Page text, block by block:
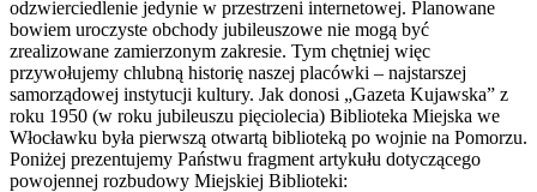
odzwierciedlenie jedynie w przestrzeni internetowej. Planowane
bowiem uroczyste obchody jubileuszowe nie mogą być
zrealizowane zamierzonym zakresie. Tym chętniej więc
przywołujemy chlubną historię naszej placówki – najstarszej
samorządowej instytucji kultury. Jak donosi „Gazeta Kujawska” z
roku 1950 (w roku jubileuszu pięciolecia) Biblioteka Miejska we
Włocławku była pierwszą otwartą biblioteką po wojnie na Pomorzu.
Poniżej prezentujemy Państwu fragment artykułu dotyczącego
powojennej rozbudowy Miejskiej Biblioteki: